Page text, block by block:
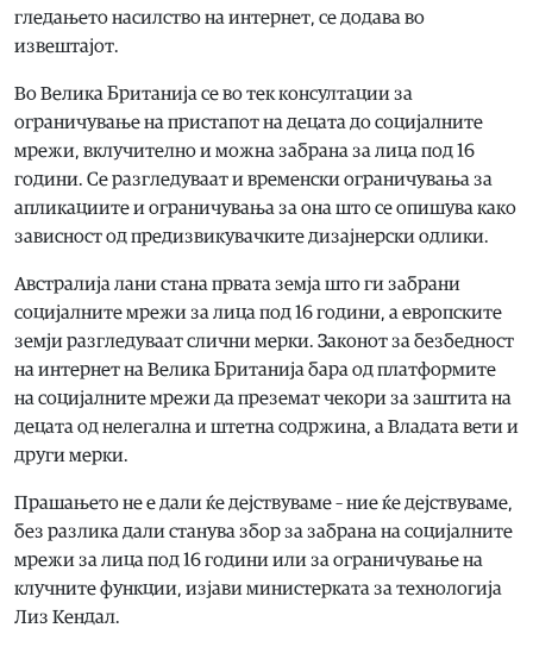
гледањето насилство на интернет, се додава во
извештајот.
Во Велика Британија се во тек консултации за
ограничување на пристапот на децата до социјалните
мрежи, вклучително и можна забрана за лица под 16
години. Се разгледуваат и временски ограничувања за
апликациите и ограничувања за она што се опишува како
зависност од предизвикувачките дизајнерски одлики.
Австралија лани стана првата земја што ги забрани
социјалните мрежи за лица под 16 години, а европските
земји разгледуваат слични мерки. Законот за безбедност
на интернет на Велика Британија бара од платформите
на социјалните мрежи да преземат чекори за заштита на
децата од нелегална и штетна содржина, а Владата вети и
други мерки.
Прашањето не е дали ќе дејствуваме – ние ќе дејствуваме,
без разлика дали станува збор за забрана на социјалните
мрежи за лица под 16 години или за ограничување на
клучните функции, изјави министерката за технологија
Лиз Кендал.